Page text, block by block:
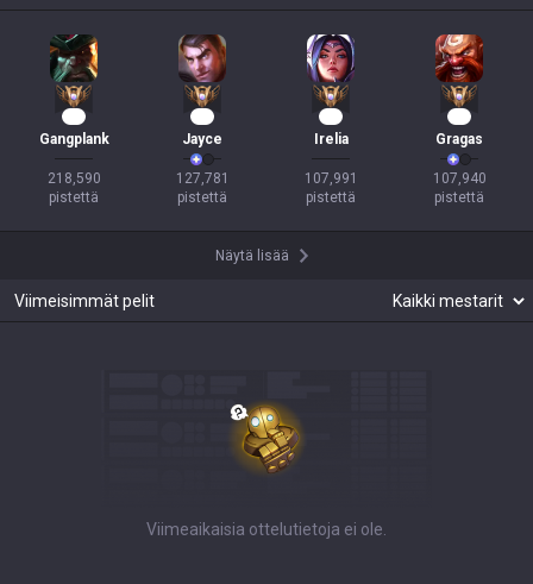
Gangplank
218,590
pistettä
Jayce
127,781
pistettä
Irelia
107,991
pistettä
Gragas
107,940
pistettä
Näytä lisää
Viimeisimmät pelit
Viimeaikaisia ottelutietoja ei ole.